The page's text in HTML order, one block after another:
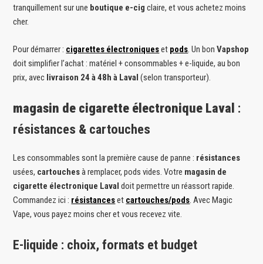
tranquillement sur une boutique e-cig claire, et vous achetez moins
cher.
Pour démarrer : cigarettes électroniqueset pods. Un bonVapshop
doit simplifier l’achat : matériel + consommables + e-liquide, au bon
prix, avec livraison 24 à 48h à Laval (selon transporteur).
magasin de cigarette électronique Laval :
résistances & cartouches
Les consommables sont la première cause de panne : résistances
usées, cartouchesà remplacer, pods vides. Votre magasin de
cigarette électronique Laval doit permettre un réassort rapide.
Commandez ici : résistanceset cartouches/pods. Avec Magic
Vape, vous payez moins cher et vous recevez vite.
E-liquide : choix, formats et budget